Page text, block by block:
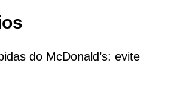
do McDonald’s: evite